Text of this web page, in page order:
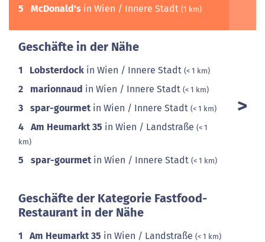
5 McDonald's in Wien / Innere Stadt (1 km)
Geschäfte in der Nähe
1 Lobsterdock in Wien / Innere Stadt (< 1 km)
2 marionnaud in Wien / Innere Stadt (< 1 km)
3 spar-gourmet in Wien / Innere Stadt (< 1 km)
4 Am Heumarkt 35 in Wien / Landstraße (< 1
km)
5 spar-gourmet in Wien / Innere Stadt (< 1 km)
Geschäfte der Kategorie Fastfood-
Restaurant in der Nähe
1 Am Heumarkt 35 in Wien / Landstraße (< 1 km)